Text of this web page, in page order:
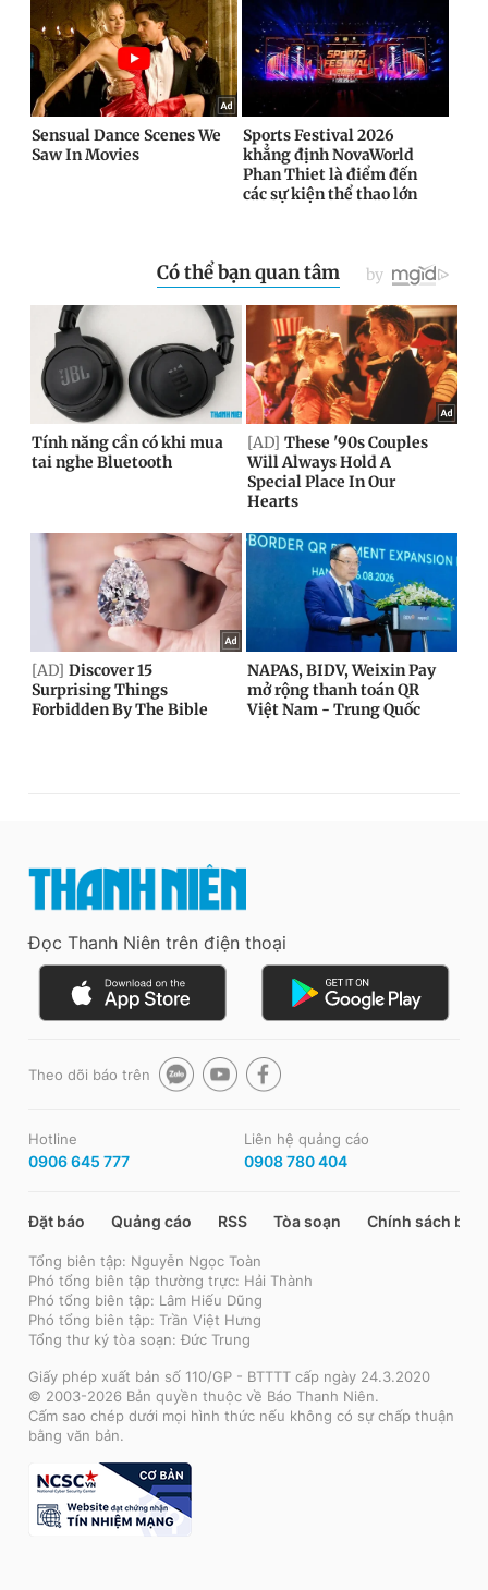
Đọc Thanh Niên trên điện thoại
Theo dõi báo trên
Hotline
0906 645 777
Liên hệ quảng cáo
0908 780 404
Đặt báo Quảng cáo RSS Tòa soạn Chính sách bảo
Tổng biên tập: Nguyễn Ngọc Toàn
Phó tổng biên tập thường trực: Hải Thành
Phó tổng biên tập: Lâm Hiếu Dũng
Phó tổng biên tập: Trần Việt Hưng
Tổng thư ký tòa soạn: Đức Trung
Giấy phép xuất bản số 110/GP - BTTTT cấp ngày 24.3.2020
© 2003-2026 Bản quyền thuộc về Báo Thanh Niên.
Cấm sao chép dưới mọi hình thức nếu không có sự chấp thuận
bằng văn bản.